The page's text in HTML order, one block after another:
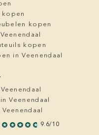
kopen
kopen
kopen
in Veenendaal
Veenendaal
9.6/10